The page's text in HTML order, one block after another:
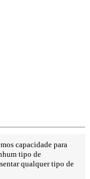
capacidade para
tipo de
qualquer tipo de